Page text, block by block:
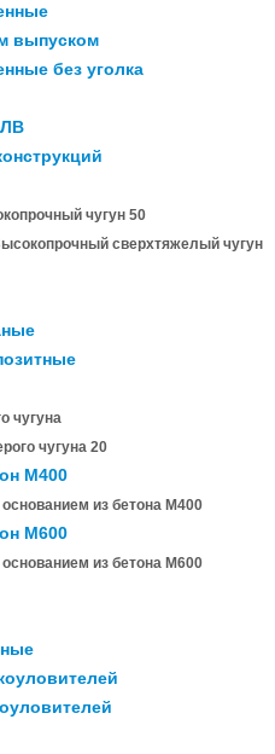
выпуском
без уголка
чугун 50
сверхтяжелый чугун
чугуна
чугуна 20
М400
основанием из бетона М400
М600
основанием из бетона М600